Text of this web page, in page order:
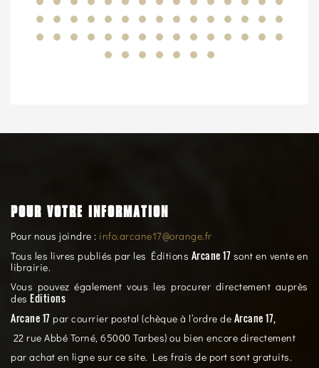
POUR VOTRE INFORMATION
Pour nous joindre : info.arcane17@orange.fr
Tous les livres publiés par les Éditions Arcane 17 sont en vente en
librairie.
Vous pouvez également vous les procurer directement auprès
des Editions
Arcane 17 par courrier postal (chèque à l’ordre de Arcane 17,
22 rue Abbé Torné, 65000 Tarbes) ou bien encore directement
par achat en ligne sur ce site. Les frais de port sont gratuits.